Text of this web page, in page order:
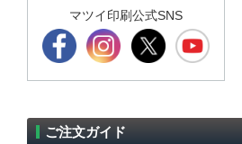
マツイ印刷公式SNS
ご注文ガイド